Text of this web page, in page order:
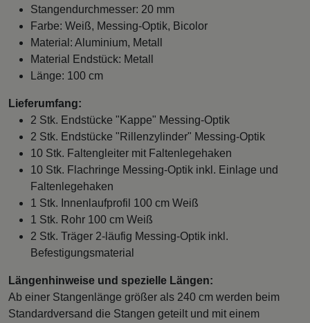
Stangendurchmesser: 20 mm
Farbe: Weiß, Messing-Optik, Bicolor
Material: Aluminium, Metall
Material Endstück: Metall
Länge: 100 cm
Lieferumfang:
2 Stk. Endstücke "Kappe" Messing-Optik
2 Stk. Endstücke "Rillenzylinder" Messing-Optik
10 Stk. Faltengleiter mit Faltenlegehaken
10 Stk. Flachringe Messing-Optik inkl. Einlage und
Faltenlegehaken
1 Stk. Innenlaufprofil 100 cm Weiß
1 Stk. Rohr 100 cm Weiß
2 Stk. Träger 2-läufig Messing-Optik inkl.
Befestigungsmaterial
Längenhinweise und spezielle Längen:
Ab einer Stangenlänge größer als 240 cm werden beim
Standardversand die Stangen geteilt und mit einem